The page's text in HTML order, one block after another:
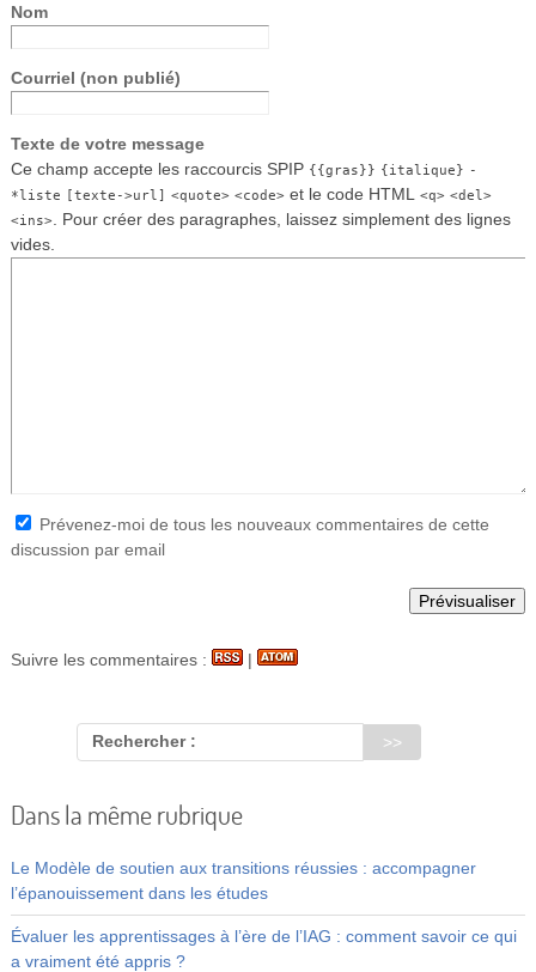
Nom
Courriel (non publié)
Texte de votre message
Ce champ accepte les raccourcis SPIP {{gras}} {italique} -
*liste [texte->url] <quote> <code>et le code HTML <q> <del>
<ins>. Pour créer des paragraphes, laissez simplement des lignes
vides.
Prévenez-moi de tous les nouveaux commentaires de cette
discussion par email
Suivre les commentaires : |
Rechercher :
Dans la même rubrique
Le Modèle de soutien aux transitions réussies : accompagner
l’épanouissement dans les études
Évaluer les apprentissages à l’ère de l’IAG : comment savoir ce qui
a vraiment été appris ?